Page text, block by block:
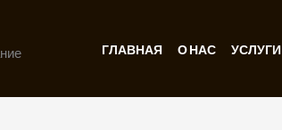
ГЛАВНАЯ О НАС УСЛУГИ